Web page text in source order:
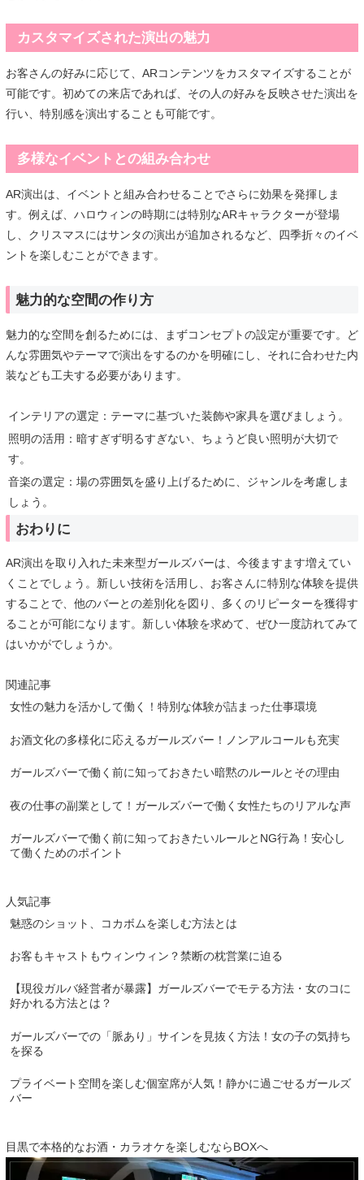
カスタマイズされた演出の魅力
お客さんの好みに応じて、ARコンテンツをカスタマイズすることが
可能です。初めての来店であれば、その人の好みを反映させた演出を
行い、特別感を演出することも可能です。
多様なイベントとの組み合わせ
AR演出は、イベントと組み合わせることでさらに効果を発揮しま
す。例えば、ハロウィンの時期には特別なARキャラクターが登場
し、クリスマスにはサンタの演出が追加されるなど、四季折々のイベ
ントを楽しむことができます。
魅力的な空間の作り方
魅力的な空間を創るためには、まずコンセプトの設定が重要です。ど
んな雰囲気やテーマで演出をするのかを明確にし、それに合わせた内
装なども工夫する必要があります。
インテリアの選定：テーマに基づいた装飾や家具を選びましょう。
照明の活用：暗すぎず明るすぎない、ちょうど良い照明が大切で
す。
音楽の選定：場の雰囲気を盛り上げるために、ジャンルを考慮しま
しょう。
おわりに
AR演出を取り入れた未来型ガールズバーは、今後ますます増えてい
くことでしょう。新しい技術を活用し、お客さんに特別な体験を提供
することで、他のバーとの差別化を図り、多くのリピーターを獲得す
ることが可能になります。新しい体験を求めて、ぜひ一度訪れてみて
はいかがでしょうか。
関連記事
女性の魅力を活かして働く！特別な体験が詰まった仕事環境
お酒文化の多様化に応えるガールズバー！ノンアルコールも充実
ガールズバーで働く前に知っておきたい暗黙のルールとその理由
夜の仕事の副業として！ガールズバーで働く女性たちのリアルな声
ガールズバーで働く前に知っておきたいルールとNG行為！安心し
て働くためのポイント
人気記事
魅惑のショット、コカボムを楽しむ方法とは
お客もキャストもウィンウィン？禁断の枕営業に迫る
【現役ガルバ経営者が暴露】ガールズバーでモテる方法・女のコに
好かれる方法とは？
ガールズバーでの「脈あり」サインを見抜く方法！女の子の気持ち
を探る
プライベート空間を楽しむ個室席が人気！静かに過ごせるガールズ
バー
目黒で本格的なお酒・カラオケを楽しむならBOXへ